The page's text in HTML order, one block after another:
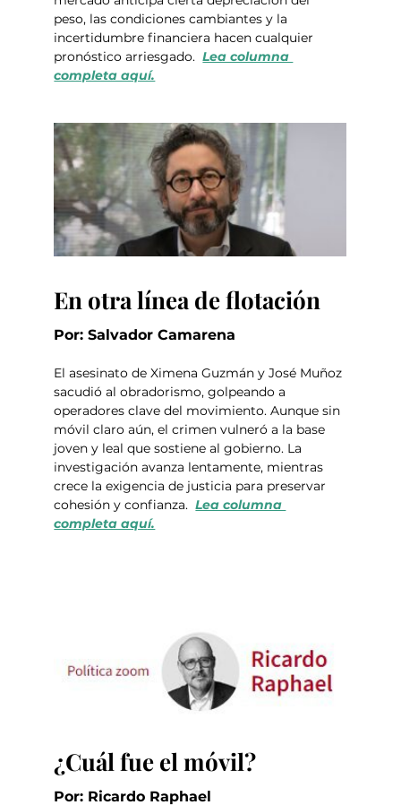
peso, las condiciones cambiantes y la
incertidumbre financiera hacen cualquier
pronóstico arriesgado. Lea columna
completa aquí.
En otra línea de flotación
Por: Salvador Camarena
El asesinato de Ximena Guzmán y José Muñoz
sacudió al obradorismo, golpeando a
operadores clave del movimiento. Aunque sin
móvil claro aún, el crimen vulneró a la base
joven y leal que sostiene al gobierno. La
investigación avanza lentamente, mientras
crece la exigencia de justicia para preservar
cohesión y confianza. Lea columna
completa aquí.
¿Cuál fue el móvil?
Por: Ricardo Raphael